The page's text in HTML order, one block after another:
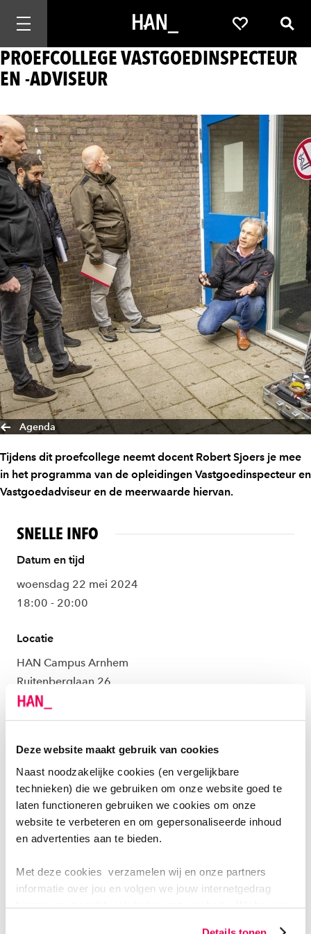
Deze website maakt gebruik van cookies
Naast noodzakelijke cookies (en vergelijkbare
technieken) die we gebruiken om onze website goed te
laten functioneren gebruiken we cookies om onze
website te verbeteren en om gepersonaliseerde inhoud
en advertenties aan te bieden.
Met deze cookies verzamelen wij en onze partners
informatie over jou en volgen we jouw internetgedrag
binnen, en mogelijk ook buiten onze website. Wij bouwen
Mobiele navigatie openen Favorieten
PROEFCOLLEGE VASTGOEDINSPECTEUR
EN -ADVISEUR
Agenda
Tijdens dit proefcollege neemt docent Robert Sjoers je mee
in het programma van de opleidingen Vastgoedinspecteur en
Vastgoedadviseur en de meerwaarde hiervan.
SNELLE INFO
Datum en tijd
woensdag 22 mei 2024
18:00 - 20:00
Locatie
HAN Campus Arnhem
Ruitenberglaan 26
Arnhem
Deel dit evenement: LinkedInFacebookWhatsApp
“Kennis delen is het nieuwe vermenigvuldigen en
daarom deel ik graag praktische bruikbare kennis met
enthousiaste professionals,” aldus Robert Sjoers,
Inspecteur en docent module 6.
Naast Robert Sjoers, zijn ook programmaleider Dick